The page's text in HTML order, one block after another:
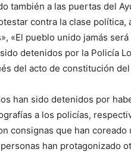
también a las puertas del
contra la clase política,
«El pueblo unido jamás
detenidos por la Policía
del acto de constitución
han sido detenidos por
a los policías,
consignas que han coreado
han protagonizado